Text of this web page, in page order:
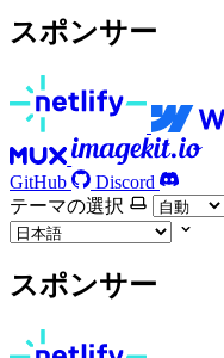
スポンサー
GitHub
Discord
テーマの選択
スポンサー